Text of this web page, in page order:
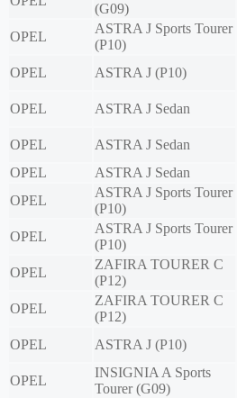
(G09)
OPEL
ASTRA J Sports Tourer
(P10)
OPEL
ASTRA J (P10)
OPEL
ASTRA J Sedan
OPEL
ASTRA J Sedan
OPEL
ASTRA J Sedan
OPEL
ASTRA J Sports Tourer
(P10)
OPEL
ASTRA J Sports Tourer
(P10)
OPEL
ZAFIRA TOURER C
(P12)
OPEL
ZAFIRA TOURER C
(P12)
OPEL ASTRA J (P10)
OPEL
INSIGNIA A Sports
Tourer (G09)